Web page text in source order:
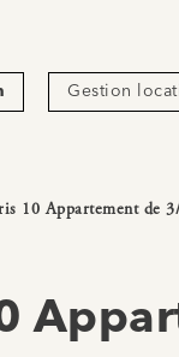
Gestion
10 Appartement de